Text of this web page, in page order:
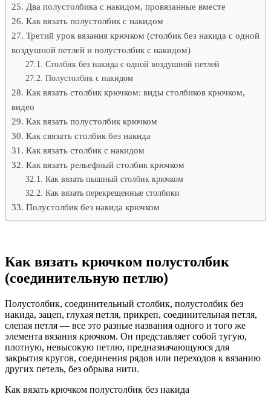
Два полустолбика с накидом, провязанные вместе
Как вязать полустолбик с накидом
Третий урок вязания крючком (столбик без накида с одной
воздушной петлей и полустолбик с накидом)
Столбик без накида с одной воздушной петлей
Полустолбик с накидом
Как вязать столбик крючком: виды столбиков крючком,
видео
Как вязать полустолбик крючком
Как связать столбик без накида
Как вязать столбик с накидом
Как вязать рельефный столбик крючком
Как вязать пышный столбик крючком
Как вязать перекрещенные столбики
Полустолбик без накида крючком
Как вязать крючком полустолбик
(соединительную петлю)
Полустолбик, соединительный столбик, полустолбик без
накида, зацеп, глухая петля, прикреп, соединительная петля,
слепая петля — все это разные названия одного и того же
элемента вязания крючком. Он представляет собой тугую,
плотную, невысокую петлю, предназначающуюся для
закрытия кругов, соединения рядов или переходов к вязанию
других петель, без обрыва нити.
Как вязать крючком полустолбик без накида